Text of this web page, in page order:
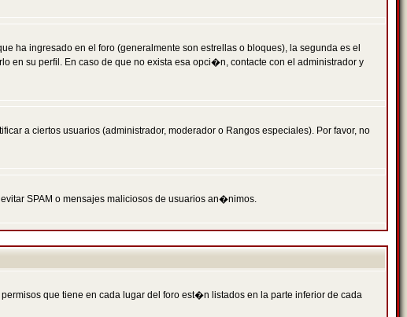
ha ingresado en el foro (generalmente son estrellas o bloques), la segunda es el
en su perfil. En caso de que no exista esa opci�n, contacte con el administrador y
a ciertos usuarios (administrador, moderador o Rangos especiales). Por favor, no
SPAM o mensajes maliciosos de usuarios an�nimos.
que tiene en cada lugar del foro est�n listados en la parte inferior de cada